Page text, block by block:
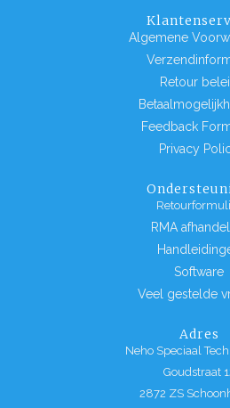
Algemene
Retour
Feedback
Privacy
RMA
Software
Veel gestelde
Adres
Neho Speciaal
Goudstraat
2872 ZS